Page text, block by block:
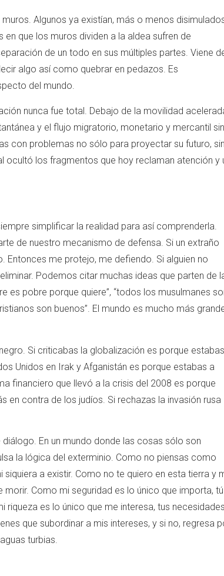
Algunos ya existían, más o menos
que los muros dividen a la aldea sufren de
de un todo en sus múltiples partes. Viene
algo así como quebrar en pedazos. Es
del mundo.
nunca fue total. Debajo de la movilidad
y el flujo migratorio, monetario y mercantil sin
con problemas no sólo para proyectar su futuro,
ocultó los fragmentos que hoy reclaman atención y
simplificar la realidad para así comprenderla.
de nuestro mecanismo de defensa. Si un extraño
Entonces me protejo, me defiendo. Si alguien no
Podemos citar muchas ideas que parten de
es pobre porque quiere”, “todos los musulmanes
son buenos”. El mundo es mucho más
Si criticabas la globalización es porque estabas
Unidos en Irak y Afganistán es porque estabas a
financiero que llevó a la crisis del 2008 es porque
en contra de los judíos. Si rechazas la invasión rusa
En un mundo donde las cosas sólo son
la lógica del exterminio. Como no piensas como
a existir. Como no te quiero en esta tierra y
morir. Como mi seguridad es lo único que importa, tú
es lo único que me interesa, tus necesidades
que subordinar a mis intereses, y si no, regresa
turbias.